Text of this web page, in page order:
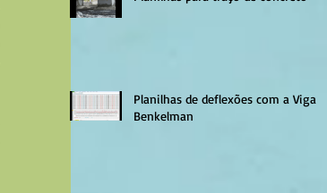
Planilhas de deflexões com a Viga
Benkelman